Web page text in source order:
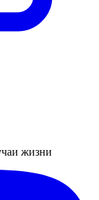
жизни